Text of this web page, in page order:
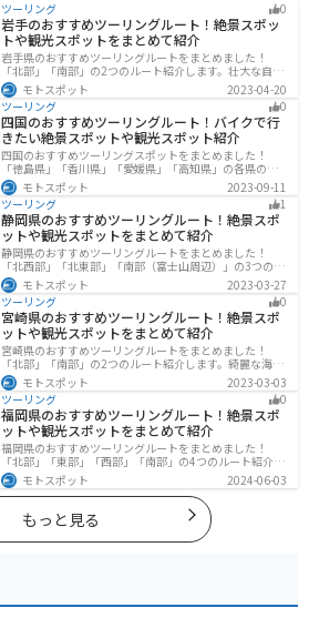
ツーリング 0
岩手のおすすめツーリングルート！絶景スポッ
トや観光スポットをまとめて紹介
岩手県のおすすめツーリングルートをまとめました！
「北部」「南部」の2つのルート紹介します。壮大な自然
や歴史的な観光スポットが多く存在するので楽しめま
す。バイクで岩手県にツーリングに行く際は参考にして
ください。
モトスポット
2023-04-20
ツーリング
0
四国のおすすめツーリングルート！バイクで行
きたい絶景スポットや観光スポット紹介
四国のおすすめツーリングスポットをまとめました！
「徳島県」「香川県」「愛媛県」「高知県」の各県の観
光地紹介します。自然豊かな山々や湖、温泉地が点在
し、四季折々の景色を楽しめるスポットが多数ありま
す。バイクで四国にツーリングに行く際は参考にしてく
ださい。
モトスポット
2023-09-11
ツーリング
1
静岡県のおすすめツーリングルート！絶景スポ
ットや観光スポットをまとめて紹介
静岡県のおすすめツーリングルートをまとめました！
「北西部」「北東部」「南部（富士山周辺）」の3つのル
ート紹介します。富士山を中心に自然豊かな景色や食事
を楽しめるスポットが多数あります。バイクで静岡県に
ツーリングに行く際は参考にしてください。
モトスポット
2023-03-27
ツーリング
0
宮崎県のおすすめツーリングルート！絶景スポ
ットや観光スポットをまとめて紹介
宮崎県のおすすめツーリングルートをまとめました！
「北部」「南部」の2つのルート紹介します。綺麗な海岸
線が特徴的な海・自然豊かな山・趣のある神社を満喫す
るツーリングができます。バイクで宮崎県にツーリング
に行く際は参考にしてください。
モトスポット
2023-03-03
ツーリング
0
福岡県のおすすめツーリングルート！絶景スポ
ットや観光スポットをまとめて紹介
福岡県のおすすめツーリングルートをまとめました！
「北部」「東部」「西部」「南部」の4つのルート紹介し
ます。豊かな自然から歴史ある名所、グルメまで多彩な
魅力が詰まっており、様々な楽しみ方ができます。バイ
クで福岡県にツーリングに行く際は参考にしてくださ
モトスポット 2024-06-03
もっと見る